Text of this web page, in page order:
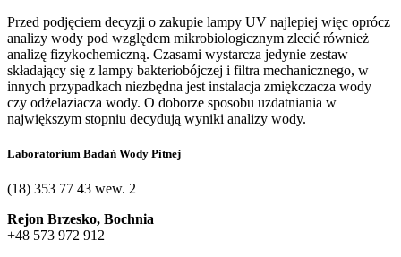
Przed podjęciem decyzji o zakupie lampy UV najlepiej więc oprócz
analizy wody pod względem mikrobiologicznym zlecić również
analizę fizykochemiczną. Czasami wystarcza jedynie zestaw
składający się z lampy bakteriobójczej i filtra mechanicznego, w
innych przypadkach niezbędna jest instalacja zmiękczacza wody
czy odżelaziacza wody. O doborze sposobu uzdatniania w
największym stopniu decydują wyniki analizy wody.
Laboratorium Badań Wody Pitnej
(18) 353 77 43 wew. 2
Rejon Brzesko, Bochnia
+48 573 972 912